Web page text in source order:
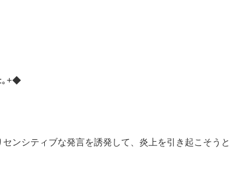
｡+◆
ンシティブな発言を誘発して、炎上を引き起こそうと